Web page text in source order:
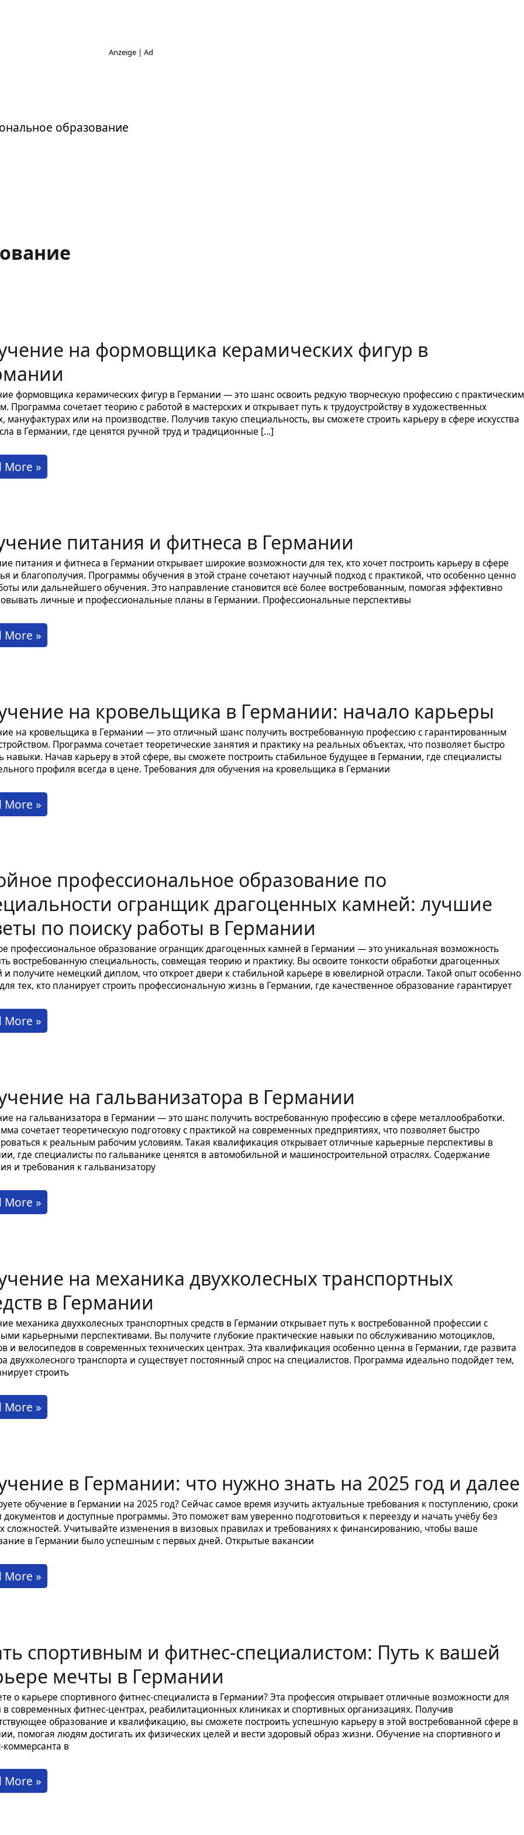
образование
на формовщика керамических фигур в
формовщика керамических фигур в Германии — это шанс освоить редкую творческую профессию с практическим
Программа сочетает теорию с работой в мастерских и открывает путь к трудоустройству в художественных
мануфактурах или на производстве. Получив такую специальность, вы сможете строить карьеру в сфере искусства
в Германии, где ценятся ручной труд и традиционные […]
More »
питания и фитнеса в Германии
питания и фитнеса в Германии открывает широкие возможности для тех, кто хочет построить карьеру в сфере
и благополучия. Программы обучения в этой стране сочетают научный подход с практикой, что особенно ценно
или дальнейшего обучения. Это направление становится всё более востребованным, помогая эффективно
личные и профессиональные планы в Германии. Профессиональные перспективы
More »
на кровельщика в Германии: начало карьеры
на кровельщика в Германии — это отличный шанс получить востребованную профессию с гарантированным
Программа сочетает теоретические занятия и практику на реальных объектах, что позволяет быстро
навыки. Начав карьеру в этой сфере, вы сможете построить стабильное будущее в Германии, где специалисты
профиля всегда в цене. Требования для обучения на кровельщика в Германии
More »
профессиональное образование по
огранщик драгоценных камней: лучшие
по поиску работы в Германии
профессиональное образование огранщик драгоценных камней в Германии — это уникальная возможность
востребованную специальность, совмещая теорию и практику. Вы освоите тонкости обработки драгоценных
и получите немецкий диплом, что откроет двери к стабильной карьере в ювелирной отрасли. Такой опыт особенно
тех, кто планирует строить профессиональную жизнь в Германии, где качественное образование гарантирует
More »
на гальванизатора в Германии
на гальванизатора в Германии — это шанс получить востребованную профессию в сфере металлообработки.
сочетает теоретическую подготовку с практикой на современных предприятиях, что позволяет быстро
к реальным рабочим условиям. Такая квалификация открывает отличные карьерные перспективы в
где специалисты по гальванике ценятся в автомобильной и машиностроительной отраслях. Содержание
и требования к гальванизатору
More »
на механика двухколесных транспортных
в Германии
механика двухколесных транспортных средств в Германии открывает путь к востребованной профессии с
карьерными перспективами. Вы получите глубокие практические навыки по обслуживанию мотоциклов,
и велосипедов в современных технических центрах. Эта квалификация особенно ценна в Германии, где развита
двухколесного транспорта и существует постоянный спрос на специалистов. Программа идеально подойдет тем,
строить
More »
в Германии: что нужно знать на 2025 год и далее
обучение в Германии на 2025 год? Сейчас самое время изучить актуальные требования к поступлению, сроки
документов и доступные программы. Это поможет вам уверенно подготовиться к переезду и начать учёбу без
сложностей. Учитывайте изменения в визовых правилах и требованиях к финансированию, чтобы ваше
в Германии было успешным с первых дней. Открытые вакансии
More »
спортивным и фитнес-специалистом: Путь к вашей
мечты в Германии
о карьере спортивного фитнес-специалиста в Германии? Эта профессия открывает отличные возможности для
в современных фитнес-центрах, реабилитационных клиниках и спортивных организациях. Получив
образование и квалификацию, вы сможете построить успешную карьеру в этой востребованной сфере в
помогая людям достигать их физических целей и вести здоровый образ жизни. Обучение на спортивного и
коммерсанта в
More »